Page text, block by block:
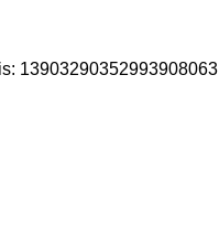
13903290352993908063